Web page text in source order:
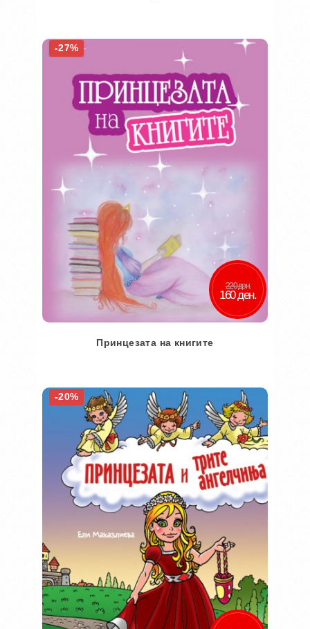
Во кошничка
Додај во желби
Додај за споредба
-27%
220 ден.
160 ден.
Принцезата на книгите
Во кошничка
Додај во желби
Додај за споредба
-20%